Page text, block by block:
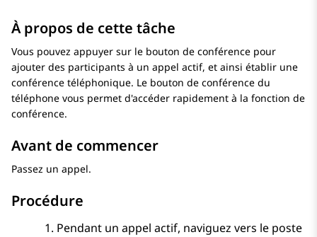
À propos de cette tâche
Vous pouvez appuyer sur le bouton de conférence pour
ajouter des participants à un appel actif, et ainsi établir une
conférence téléphonique. Le bouton de conférence du
téléphone vous permet d'accéder rapidement à la fonction de
conférence.
Avant de commencer
Passez un appel.
Procédure
Pendant un appel actif, naviguez vers le poste